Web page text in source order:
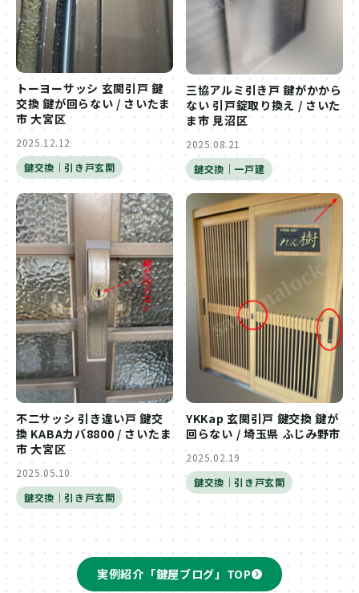
トーヨーサッシ 玄関引戸 鍵
交換 鍵が回らない / さいたま
市 大宮区
2025.12.12
鍵交換｜引き戸玄関
三協アルミ引き戸 鍵がかから
ない 引戸錠取り換え / さいた
ま市 見沼区
2025.08.21
鍵交換｜一戸建
不二サッシ 引き違い戸 鍵交
換 KABAカバ8800 / さいたま
市 大宮区
2025.05.10
鍵交換｜引き戸玄関
YKKap 玄関引戸 鍵交換 鍵が
回らない / 埼玉県 ふじみ野市
2025.02.19
鍵交換｜引き戸玄関
実例紹介「鍵屋ブログ」TOP